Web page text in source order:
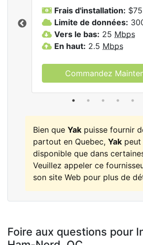
Frais d'installation:
Limite de données:
Vers le bas: 25 Mbps
En haut: 2.5 Mbps
Commandez
Bien que Yak puisse fournir
partout en Quebec, Yak
disponible que dans
Veuillez appeler ce
son site Web pour plus de
Foire aux questions pour